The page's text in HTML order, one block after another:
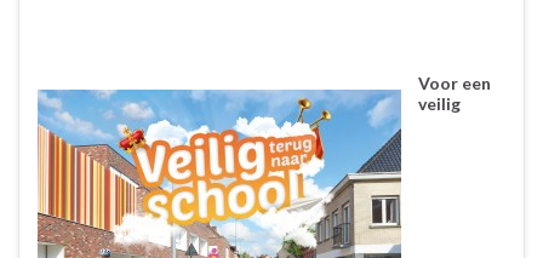
Voor een
veilig